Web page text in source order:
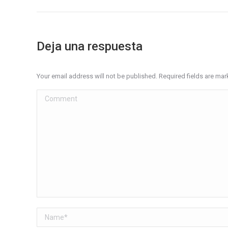
Deja una respuesta
Your email address will not be published. Required fields are
Comment
Name *